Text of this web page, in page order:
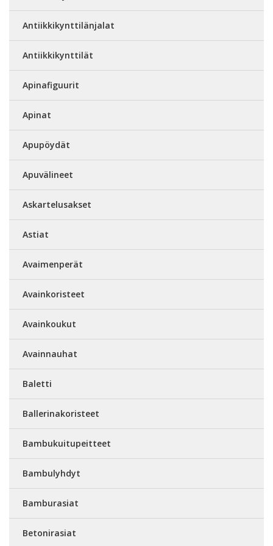
Antiikkikynttilänjalat
Antiikkikynttilät
Apinafiguurit
Apinat
Apupöydät
Apuvälineet
Askartelusakset
Astiat
Avaimenperät
Avainkoristeet
Avainkoukut
Avainnauhat
Baletti
Ballerinakoristeet
Bambukuitupeitteet
Bambulyhdyt
Bamburasiat
Betonirasiat